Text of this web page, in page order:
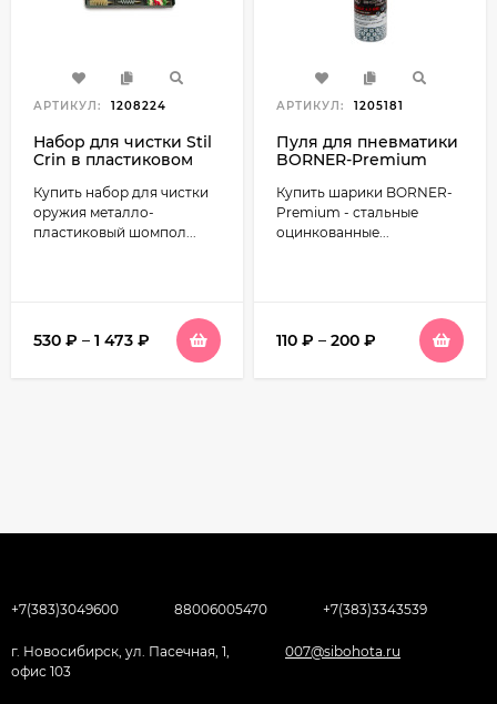
АРТИКУЛ: 1208224
Набор для чистки Stil
Crin в пластиковом
Купить набор для чистки
оружия металло-
пластиковый шомпол...
530 ₽ – 1 473 ₽
АРТИКУЛ: 1205181
Пуля для пневматики
BORNER-Premium
оцинкованный, банка)
Купить шарики BORNER-
Premium - стальные
оцинкованные...
110 ₽ – 200 ₽
+7(383)3049600 88006005470 +7(383)3343539
г. Новосибирск, ул. Пасечная, 1,
офис 103
007@sibohota.ru